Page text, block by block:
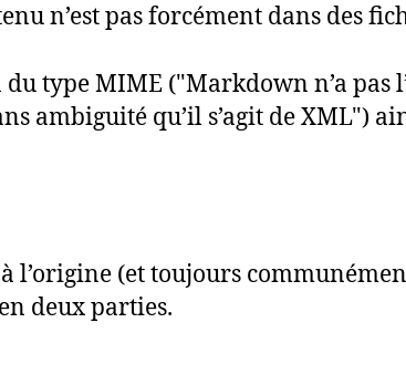
n’est pas forcément dans des
type MIME ("Markdown n’a pas
ambiguité qu’il s’agit de XML")
l’origine (et toujours
deux parties.